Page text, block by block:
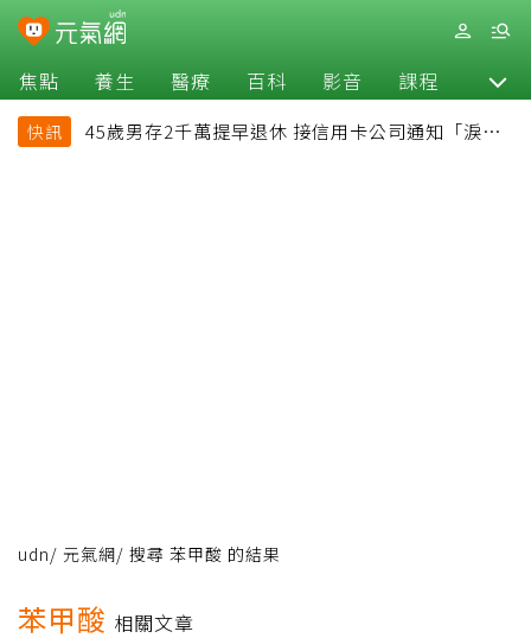
焦點 養生 醫療 百科 影音 課程 退休
快訊
45歲男存2千萬提早退休 接信用卡公司通知「淚回
udn/ 元氣網/ 搜尋 苯甲酸 的結果
苯甲酸 相關文章